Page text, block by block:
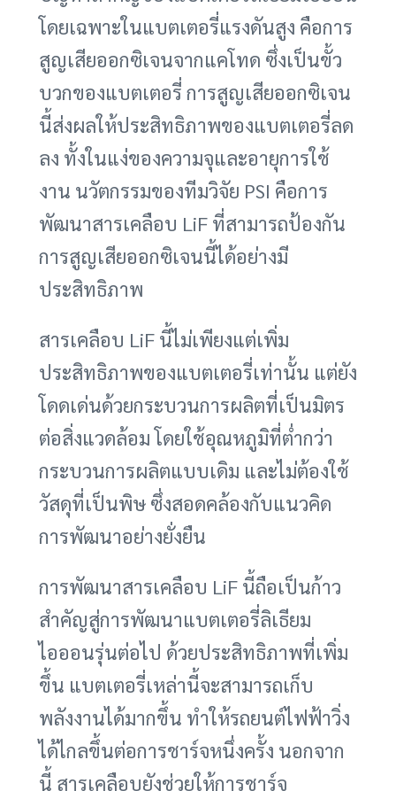
โดยเฉพาะในแบตเตอรี่แรงดันสูง คือการ
สูญเสียออกซิเจนจากแคโทด ซึ่งเป็นขั้ว
บวกของแบตเตอรี่ การสูญเสียออกซิเจน
นี้ส่งผลให้ประสิทธิภาพของแบตเตอรี่ลด
ลง ทั้งในแง่ของความจุและอายุการใช้
งาน นวัตกรรมของทีมวิจัย PSI คือการ
พัฒนาสารเคลือบ LiF ที่สามารถป้องกัน
การสูญเสียออกซิเจนนี้ได้อย่างมี
ประสิทธิภาพ
สารเคลือบ LiF นี้ไม่เพียงแต่เพิ่ม
ประสิทธิภาพของแบตเตอรี่เท่านั้น แต่ยัง
โดดเด่นด้วยกระบวนการผลิตที่เป็นมิตร
ต่อสิ่งแวดล้อม โดยใช้อุณหภูมิที่ต่ำกว่า
กระบวนการผลิตแบบเดิม และไม่ต้องใช้
วัสดุที่เป็นพิษ ซึ่งสอดคล้องกับแนวคิด
การพัฒนาอย่างยั่งยืน
การพัฒนาสารเคลือบ LiF นี้ถือเป็นก้าว
สำคัญสู่การพัฒนาแบตเตอรี่ลิเธียม
ไอออนรุ่นต่อไป ด้วยประสิทธิภาพที่เพิ่ม
ขึ้น แบตเตอรี่เหล่านี้จะสามารถเก็บ
พลังงานได้มากขึ้น ทำให้รถยนต์ไฟฟ้าวิ่ง
ได้ไกลขึ้นต่อการชาร์จหนึ่งครั้ง นอกจาก
นี้ สารเคลือบยังช่วยให้การชาร์จ